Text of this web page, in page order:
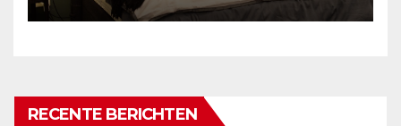
RECENTE BERICHTEN